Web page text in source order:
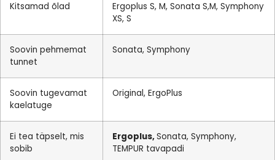
Kitsamad õlad
Ergoplus S, M, Sonata S,M, Symphony
XS, S
Soovin pehmemat
tunnet
Sonata, Symphony
Soovin tugevamat
kaelatuge
Original, ErgoPlus
Ei tea täpselt, mis
sobib
Ergoplus,Sonata, Symphony,
TEMPUR tavapadi